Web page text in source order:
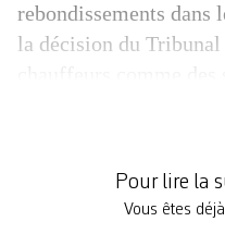
rebondissements dans
la décision du
(CRCT) pour obliger
Pour lire la
Vous êtes